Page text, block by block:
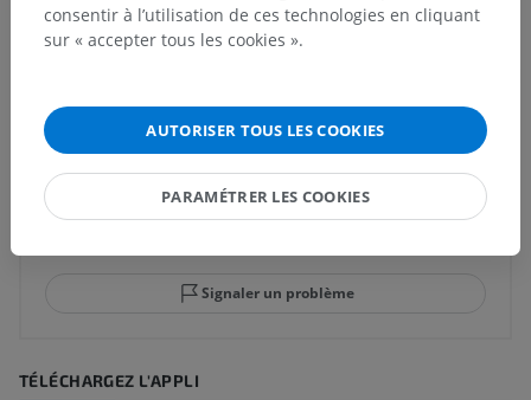
Vous avez vu une erreur ?
N’hésitez pas à nous suggérer une correction, une
Signaler un problème
TÉLÉCHARGEZ L'APPLI
consentir à l’utilisation de ces technologies en cliquant
sur « accepter tous les cookies ».
AUTORISER TOUS LES COOKIES
PARAMÉTRER LES COOKIES